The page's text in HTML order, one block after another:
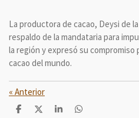
La productora de cacao, Deysi de
respaldo de la mandataria para
la región y expresó su
cacao del mundo.
« Anterior
C
C
C
C